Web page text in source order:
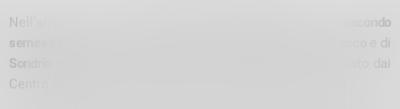
Nell’ambito dell’
secondo
semestre 2022
e di
Sondrio
risulta coerente con il quadro complessivo tracciato dai
Centro Studi per le tre province (Lecco, Sondrio e Como).